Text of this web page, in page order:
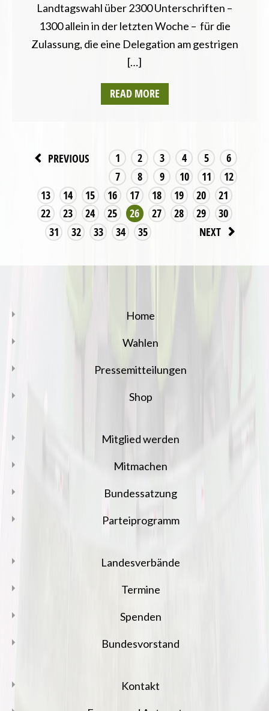
Landtagswahl über 2300 Unterschriften –
1300 allein in der letzten Woche – für die
Zulassung, die eine Delegation am gestrigen
[…]
READ MORE
PREVIOUS 1 2 3 4 5
6
7
8 9 10 11
12
13
14 15 16 17 18 19 20
21
22
23 24 25 26 27 28 29
30
31
32 33 34 35 NEXT
Home
Wahlen
Pressemitteilungen
Shop
Mitglied werden
Mitmachen
Bundessatzung
Parteiprogramm
Landesverbände
Termine
Spenden
Bundesvorstand
Kontakt